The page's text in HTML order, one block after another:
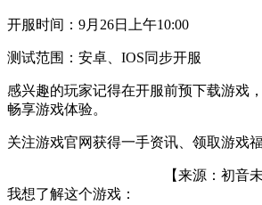
开服时间：9月26日上午10:00
测试范围：安卓、IOS同步开服
感兴趣的玩家记得在开服前预下载游戏
畅享游戏体验。
关注游戏官网获得一手资讯、领取游戏福
【来源：初音
我想了解这个游戏：